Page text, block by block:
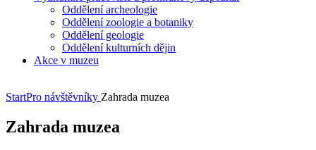
Oddělení archeologie
Oddělení zoologie a botaniky
Oddělení geologie
Oddělení kulturních dějin
Akce v muzeu
StartPro návštěvníky Zahrada muzea
Zahrada muzea